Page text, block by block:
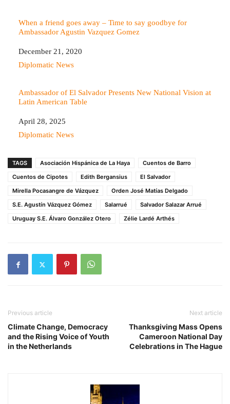
When a friend goes away – Time to say goodbye for
Ambassador Agustin Vazquez Gomez
Date
December 21, 2020
In relation to
Diplomatic News
Ambassador of El Salvador Presents New National Vision at
Latin American Table
Date
April 28, 2025
In relation to
Diplomatic News
TAGS Asociación Hispánica de La Haya
Cuentos de Barro
Cuentos de Cipotes
Edith Bergansius
El Salvador
Mirella Pocasangre de Vázquez
Orden José Matías Delgado
S.E. Agustín Vázquez Gómez
Salarrué
Salvador Salazar Arrué
Uruguay S.E. Álvaro González Otero
Zélie Lardé Arthés
Previous article
Climate Change, Democracy
and the Rising Voice of Youth
in the Netherlands
Next article
Thanksgiving Mass Opens
Cameroon National Day
Celebrations in The Hague